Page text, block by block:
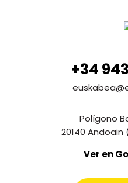
+34
Polígono
20140
Ver en